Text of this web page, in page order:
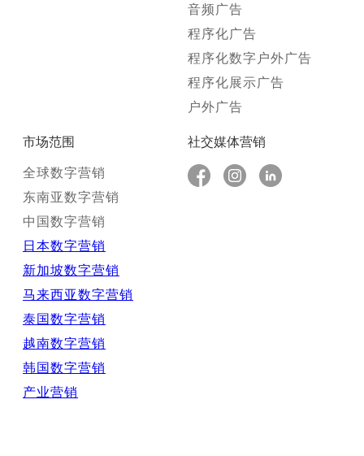
社交媒体营销
音频广告
程序化广告
程序化数字户外广告
程序化展示广告
户外广告
市场范围
全球数字营销
东南亚数字营销
中国数字营销
日本数字营销
新加坡数字营销
马来西亚数字营销
泰国数字营销
越南数字营销
韩国数字营销
产业营销